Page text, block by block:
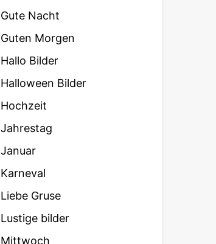
Gute Nacht
Guten Morgen
Hallo Bilder
Halloween Bilder
Hochzeit
Jahrestag
Januar
Karneval
Liebe Gruse
Lustige bilder
Mittwoch